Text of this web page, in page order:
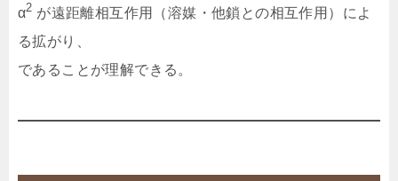
α2 が遠距離相互作用（溶媒・他鎖との相互作用）によ
る拡がり、
であることが理解できる。